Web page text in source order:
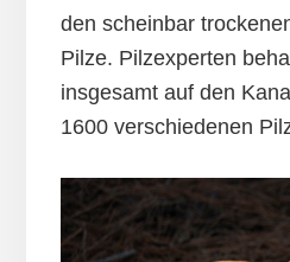
den scheinbar
Pilze. Pilzexperten
insgesamt auf den
1600 verschiedenen